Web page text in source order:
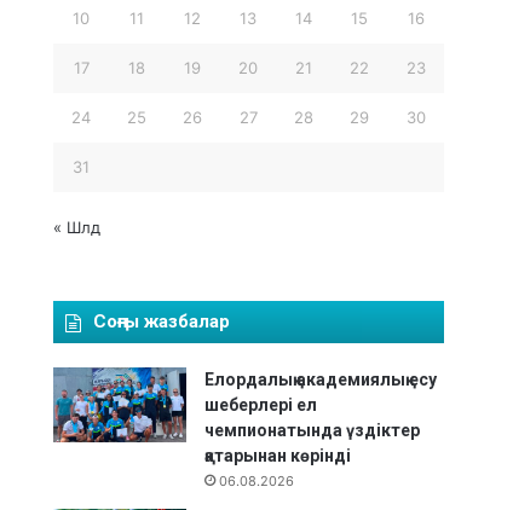
10 11 12 13 14 15 16
17 18 19 20 21 22 23
24 25 26 27 28 29 30
31
« Шлд
Соңғы жазбалар
Елордалық академиялық есу
шеберлері ел
чемпионатында үздіктер
қатарынан көрінді
06.08.2026